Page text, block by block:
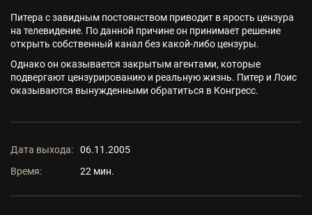
Питера с завидным постоянством приводит в ярость цензура
на телевидение. По данной причине он принимает решение
открыть собственный канал без какой-либо цензуры.
Однако он оказывается закрытым агентами, которые
подвергают цензурированию и реальную жизнь. Питер и Лоис
оказываются вынужденными обратиться в Конгресс.
Дата выхода:
06.11.2005
Время:
22 мин.